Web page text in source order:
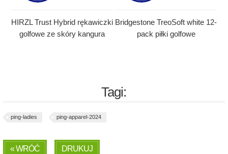
HIRZL Trust Hybrid rękawiczki
golfowe ze skóry kangura
Bridgestone TreoSoft white 12-
pack piłki golfowe
Tagi:
ping-ladies ping-apparel-2024
« WRÓĆ DRUKUJ